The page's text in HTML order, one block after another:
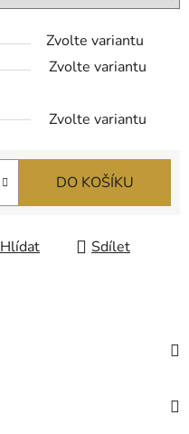
Zvolte variantu
Zvolte variantu
Zvolte variantu
DO KOŠÍKU
Hlídat Sdílet